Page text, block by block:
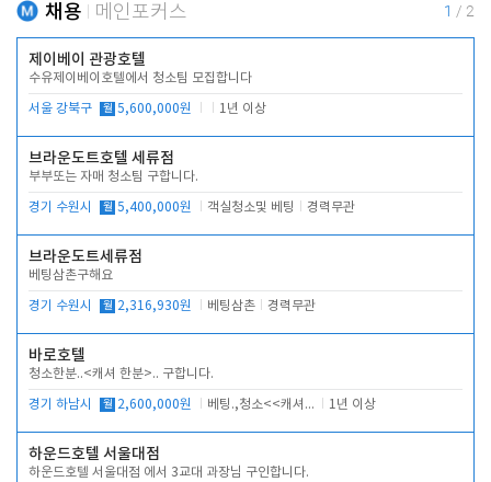
채용 메인포커스 1 / 2
제이베이 관광호텔
수유제이베이호텔에서 청소팀 모집합니다
서울 강북구 월 5,600,000원 1년 이상
브라운도트호텔 세류점
부부또는 자매 청소팀 구합니다.
경기 수원시 월 5,400,000원 객실청소및 베팅 경력무관
브라운도트세류점
베팅삼촌구해요
경기 수원시 월 2,316,930원 베팅삼촌 경력무관
바로호텔
청소한분..<캐셔 한분>.. 구합니다.
경기 하남시 월 2,600,000원 베팅.,청소<<캐셔 모셔봅니다. 1년 이상
하운드호텔 서울대점
하운드호텔 서울대점 에서 3교대 과장님 구인합니다.